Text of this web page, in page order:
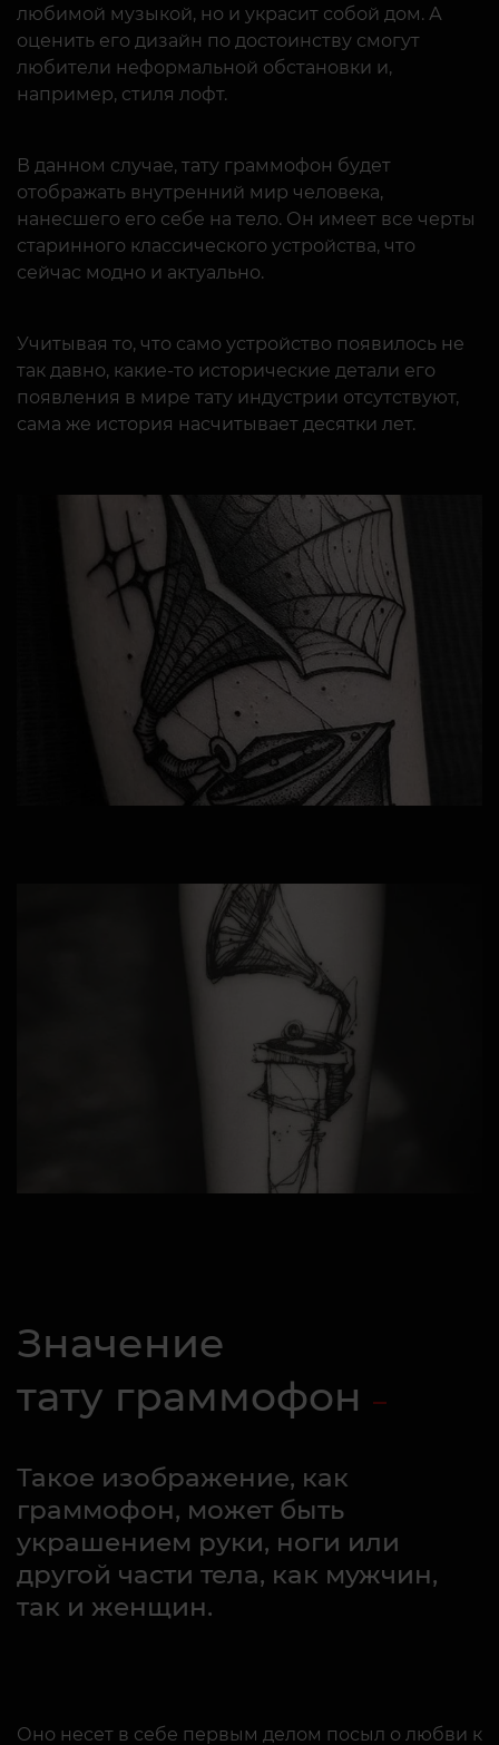
любимой музыкой, но и украсит собой дом. А
оценить его дизайн по достоинству смогут
любители неформальной обстановки и,
например, стиля лофт.
В данном случае, тату граммофон будет
отображать внутренний мир человека,
нанесшего его себе на тело. Он имеет все черты
старинного классического устройства, что
сейчас модно и актуально.
Учитывая то, что само устройство появилось не
так давно, какие-то исторические детали его
появления в мире тату индустрии отсутствуют,
сама же история насчитывает десятки лет.
Значение
тату граммофон
Такое изображение, как
граммофон, может быть
украшением руки, ноги или
другой части тела, как мужчин,
так и женщин.
Оно несет в себе первым делом посыл о любви к